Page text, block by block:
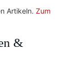
Artikeln. Zum
&